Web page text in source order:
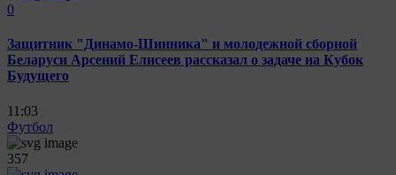
0
Защитник "Динамо-Шинника" и молодежной сборной
Беларуси Арсений Елисеев рассказал о задаче на Кубок
Будущего
11:03
Футбол
357